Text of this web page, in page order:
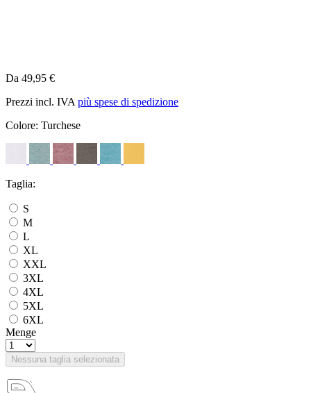
Da 49,95 €
Prezzi incl. IVA più spese di spedizione
Colore: Turchese
Taglia:
S
M
L
XL
XXL
3XL
4XL
5XL
6XL
Menge
Nessuna taglia selezionata